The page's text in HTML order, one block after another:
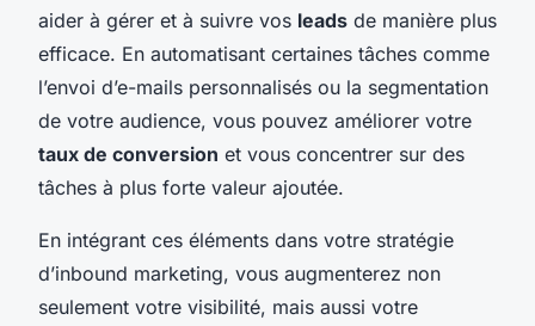
aider à gérer et à suivre vos leads de manière plus
efficace. En automatisant certaines tâches comme
l’envoi d’e-mails personnalisés ou la segmentation
de votre audience, vous pouvez améliorer votre
taux de conversion et vous concentrer sur des
tâches à plus forte valeur ajoutée.
En intégrant ces éléments dans votre stratégie
d’inbound marketing, vous augmenterez non
seulement votre visibilité, mais aussi votre